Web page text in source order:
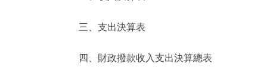
三、支出決算表
四、財政撥款收入支出決算總表